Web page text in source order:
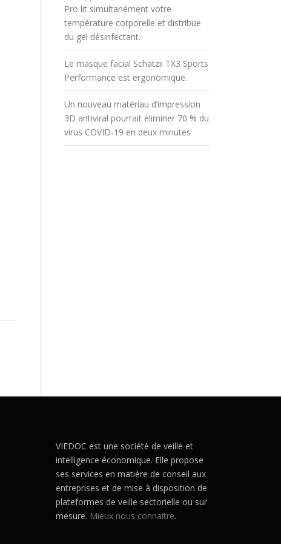
Pro lit simultanément votre
température corporelle et distribue
du gel désinfectant.
Le masque facial Schatzii TX3 Sports
Performance est ergonomique.
Un nouveau matériau d’impression
3D antiviral pourrait éliminer 70 % du
virus COVID-19 en deux minutes
VIEDOC est une société de veille et
intelligence économique. Elle propose
ses services en matière de conseil aux
entreprises et de mise à disposition de
plateformes de veille sectorielle ou sur
mesure. Mieux nous connaitre.